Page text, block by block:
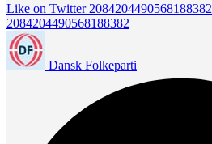
Like on Twitter 2084204490568188382
2084204490568188382
Dansk Folkeparti